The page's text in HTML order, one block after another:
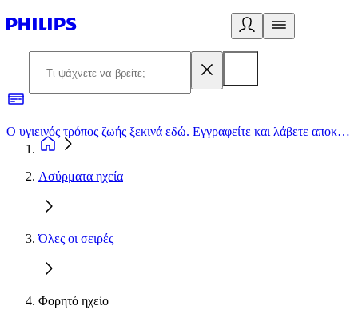
Ο υγιεινός τρόπος ζωής ξεκινά εδώ. Εγγραφείτε και λάβετε αποκλειστικές προσφορές
Ασύρματα ηχεία
Όλες οι σειρές
Φορητό ηχείο